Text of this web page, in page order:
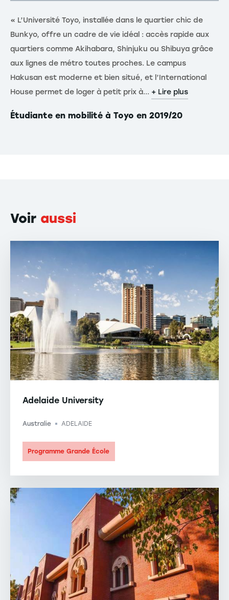
« L’Université Toyo, installée dans le quartier chic de
Bunkyo, offre un cadre de vie idéal : accès rapide aux
quartiers comme Akihabara, Shinjuku ou Shibuya grâce
aux lignes de métro toutes proches. Le campus
Hakusan est moderne et bien situé, et l’International
House permet de loger à petit prix à... + Lire plus
Étudiante en mobilité à Toyo en 2019/20
Voir aussi
Adelaide University
Australie -ADELAIDE
Programme Grande École